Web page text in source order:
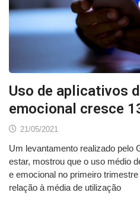
Uso de aplicativos
emocional cresce
21/05/2021
Um levantamento realizado pelo
estar, mostrou que o uso médio
e emocional no primeiro
relação à média de utilização